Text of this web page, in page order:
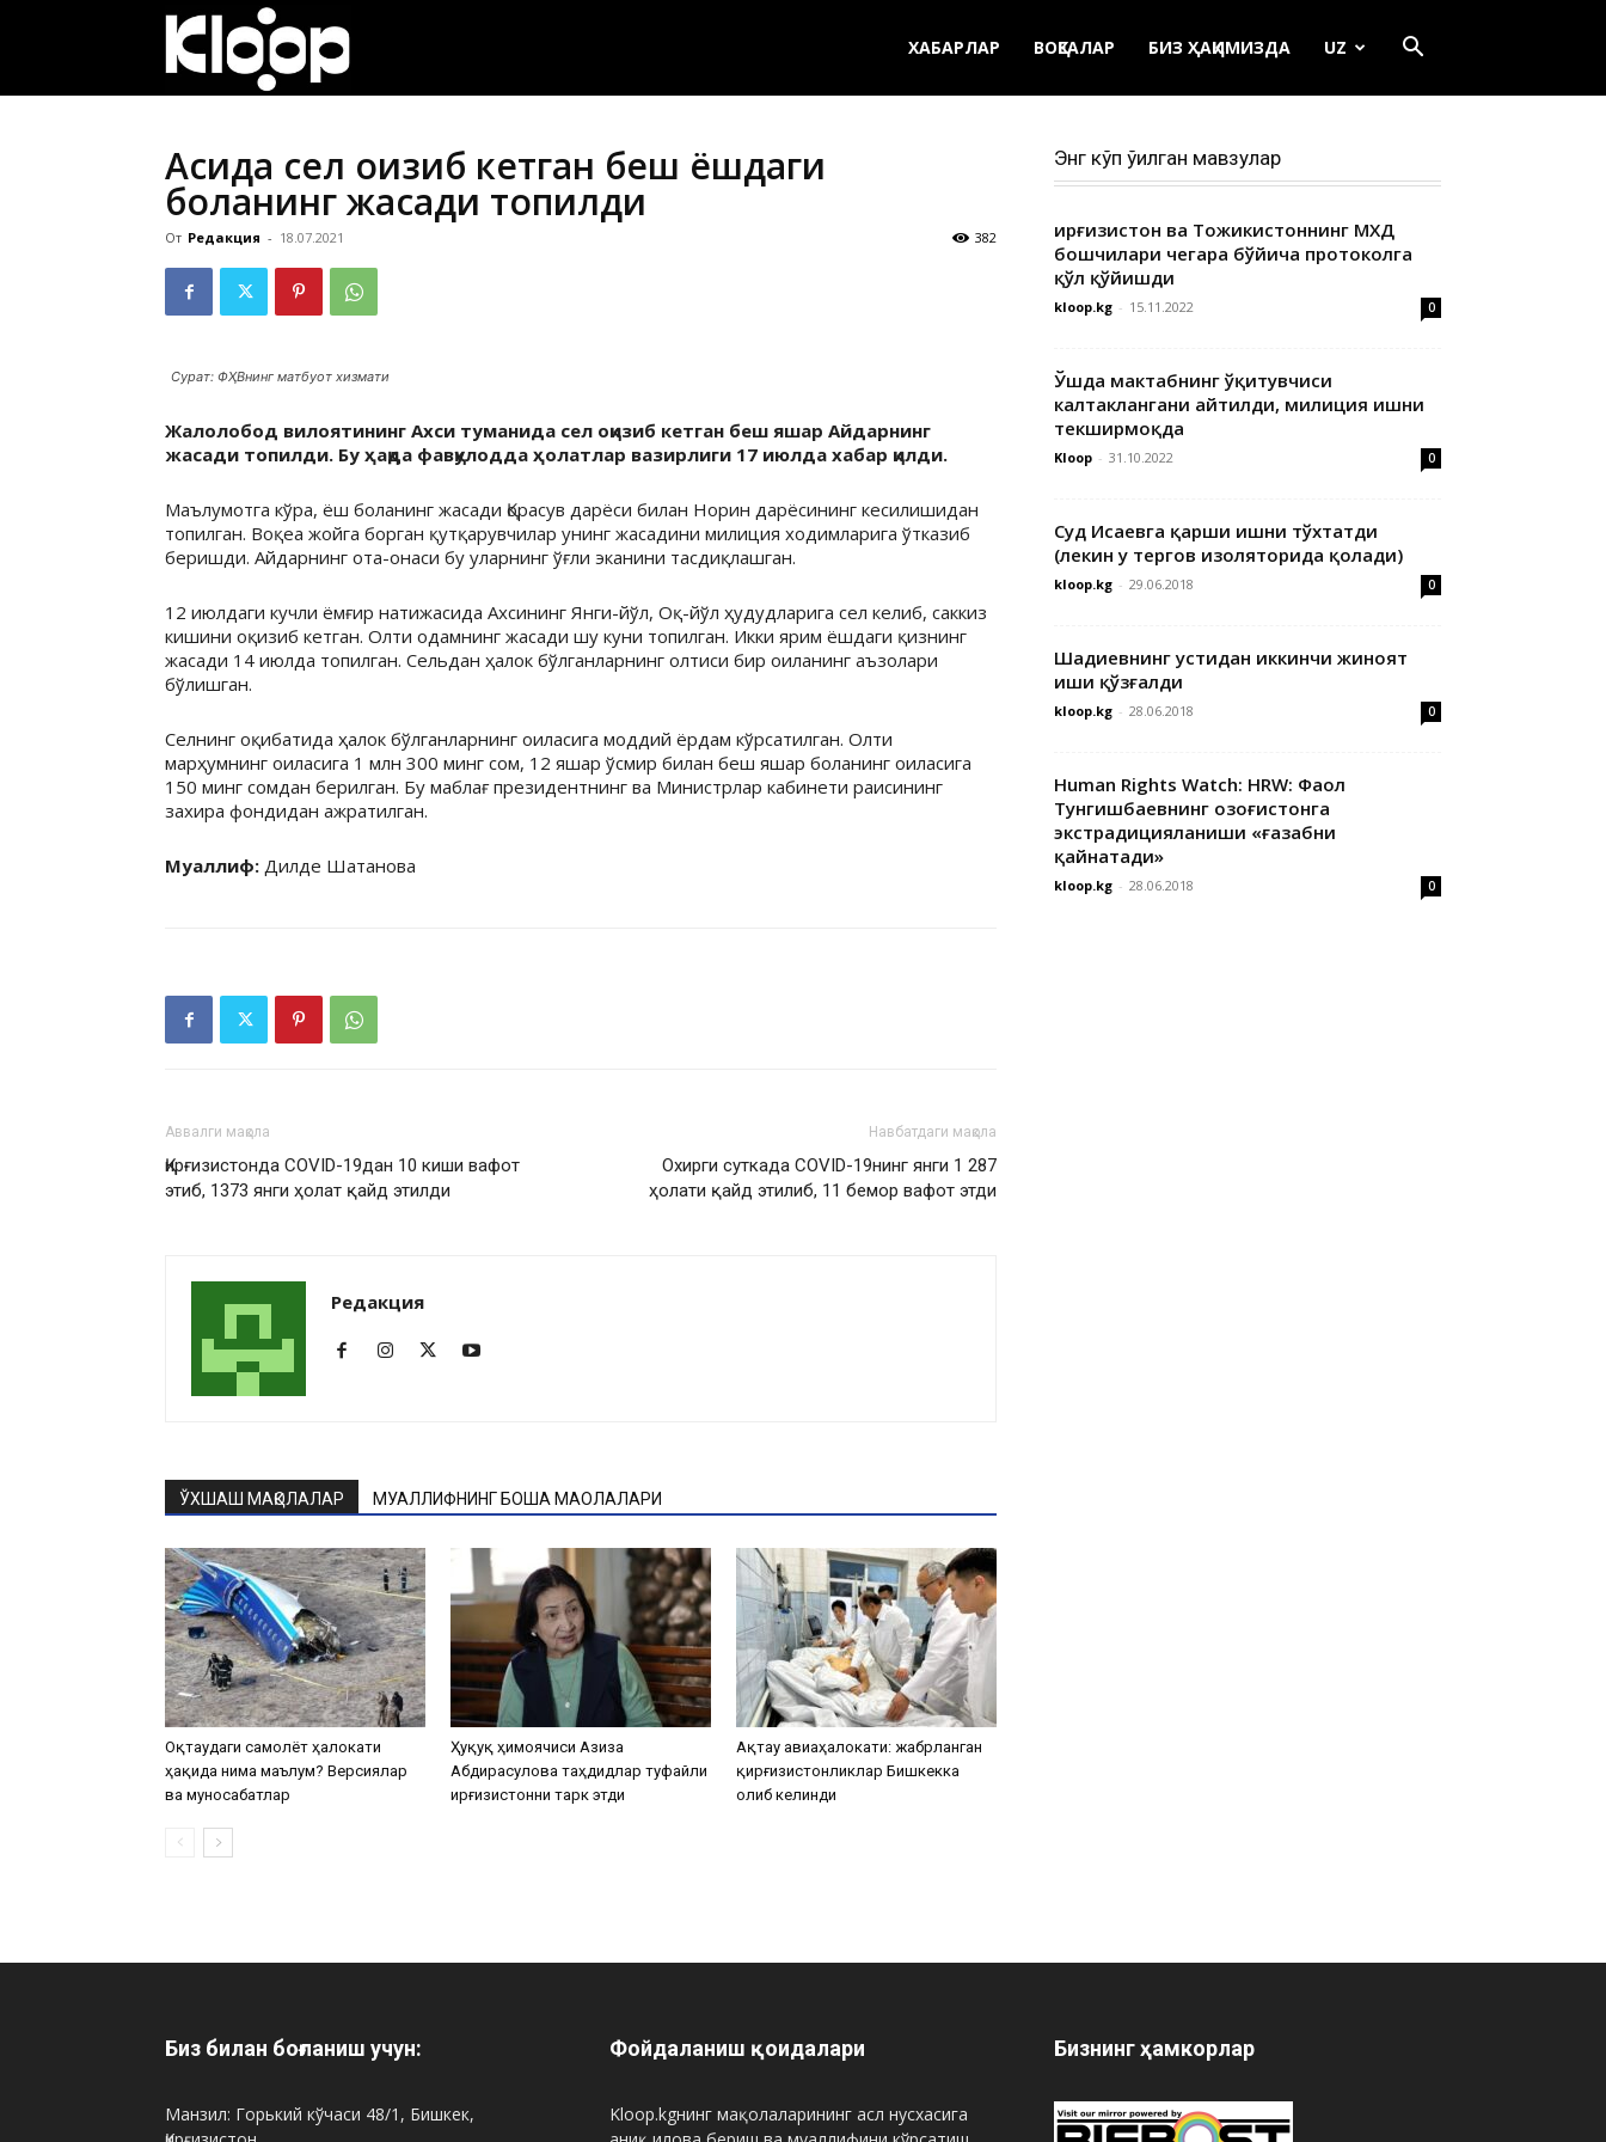
ХАБАРЛАР ВОҚЕАЛАР БИЗ ҲАҚИМИЗДА UZ
Ақсида сел оқизиб кетган беш ёшдаги
боланинг жасади топилди
От Редакция - 18.07.2021 382
Сурат: ФҲВнинг матбуот хизмати
Жалолобод вилоятининг Ахси туманида сел оқизиб кетган беш яшар Айдарнинг
жасади топилди. Бу ҳақда фавқулодда ҳолатлар вазирлиги 17 июлда хабар қилди.
Маълумотга кўра, ёш боланинг жасади Қорасув дарёси билан Норин дарёсининг кесилишидан
топилган. Воқеа жойга борган қутқарувчилар унинг жасадини милиция ходимларига ўтказиб
беришди. Айдарнинг ота-онаси бу уларнинг ўғли эканини тасдиқлашган.
12 июлдаги кучли ёмғир натижасида Ахсининг Янги-йўл, Оқ-йўл ҳудудларига сел келиб, саккиз
кишини оқизиб кетган. Олти одамнинг жасади шу куни топилган. Икки ярим ёшдаги қизнинг
жасади 14 июлда топилган. Сельдан ҳалок бўлганларнинг олтиси бир оиланинг аъзолари
бўлишган.
Селнинг оқибатида ҳалок бўлганларнинг оиласига моддий ёрдам кўрсатилган. Олти
марҳумнинг оиласига 1 млн 300 минг сом, 12 яшар ўсмир билан беш яшар боланинг оиласига
150 минг сомдан берилган. Бу маблағ президентнинг ва Министрлар кабинети раисининг
захира фондидан ажратилган.
Муаллиф: Дилде Шатанова
Аввалги мақола
Қирғизистонда COVID-19дан 10 киши вафот
этиб, 1373 янги ҳолат қайд этилди
Навбатдаги мақола
Охирги суткада COVID-19нинг янги 1 287
ҳолати қайд этилиб, 11 бемор вафот этди
Редакция
ЎХШАШ МАҚОЛАЛАР МУАЛЛИФНИНГ БОШҚА МАҚОЛАЛАРИ
Оқтаудаги самолёт ҳалокати
ҳақида нима маълум? Версиялар
ва муносабатлар
Ҳуқуқ ҳимоячиси Азиза
Абдирасулова таҳдидлар туфайли
Қирғизистонни тарк этди
Ақтау авиаҳалокати: жабрланган
қирғизистонликлар Бишкекка
олиб келинди
Энг кўп ўқилган мавзулар
Қирғизистон ва Тожикистоннинг МХДҚ
бошчилари чегара бўйича протоколга
қўл қўйишди
kloop.kg - 15.11.2022 0
Ўшда мактабнинг ўқитувчиси
калтаклангани айтилди, милиция ишни
текширмоқда
Kloop - 31.10.2022 0
Суд Исаевга қарши ишни тўхтатди
(лекин у тергов изоляторида қолади)
kloop.kg - 29.06.2018 0
Шадиевнинг устидан иккинчи жиноят
иши қўзғалди
kloop.kg - 28.06.2018 0
Human Rights Watch: HRW: Фаол
Тунгишбаевнинг Қозоғистонга
экстрадицияланиши «ғазабни
қайнатади»
kloop.kg - 28.06.2018 0
Биз билан боғланиш учун:
Манзил: Горький кўчаси 48/1, Бишкек,
Фойдаланиш қоидалари
Kloop.kgнинг мақолаларининг асл нусхасига
Бизнинг ҳамкорлар